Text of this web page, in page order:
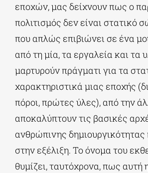
εποχών, μας δείχνουν πως ο
πολιτισμός δεν είναι στατικό
που απλώς επιβιώνει σε ένα
από τη μία, τα εργαλεία και τα
μαρτυρούν πράγματι για τα
χαρακτηριστικά μιας εποχής
πόροι, πρώτες ύλες), από την
αποκαλύπτουν τις βασικές
ανθρώπινης
στην εξέλιξη. Το όνομα του
θυμίζει, ταυτόχρονα, πως αυτή